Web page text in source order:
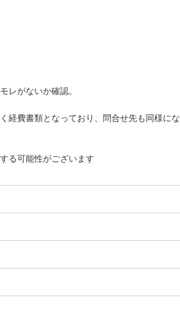
レがないか確認。
経費書類となっており、問合せ先も同様にな
る可能性がございます